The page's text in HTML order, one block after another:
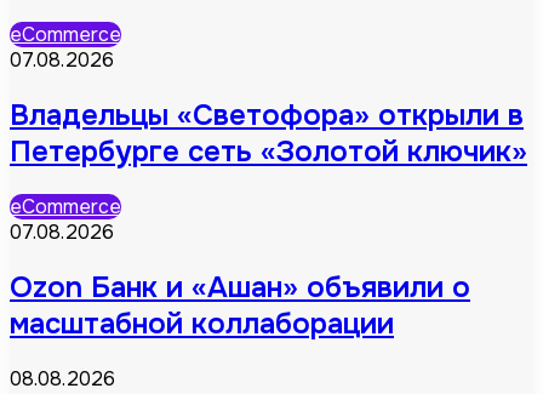
eCommerce
07.08.2026
Владельцы «Светофора» открыли в
Петербурге сеть «Золотой ключик»
eCommerce
07.08.2026
Ozon Банк и «Ашан» объявили о
масштабной коллаборации
08.08.2026